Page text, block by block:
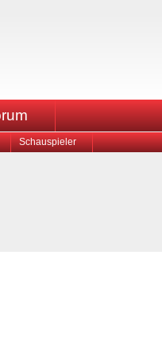
Schauspieler